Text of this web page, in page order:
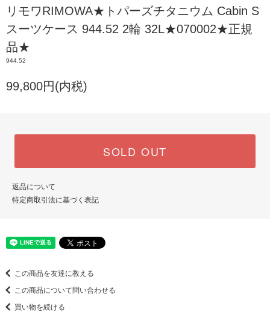
リモワRIMOWA★トパーズチタニウム Cabin S
スーツケース 944.52 2輪 32L★070002★正規
品★
944.52
99,800円(内税)
SOLD OUT
返品について
特定商取引法に基づく表記
この商品を友達に教える
この商品について問い合わせる
買い物を続ける